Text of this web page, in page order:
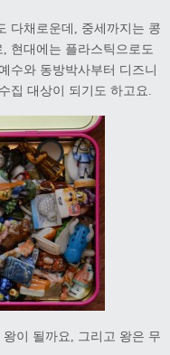
다채로운데
중세까지는 콩
현대에는 플라스틱으로도
수와 동방박사부터 디즈니
집 대상이 되기도 하고요
이 될까요 , 그리고 왕은 무